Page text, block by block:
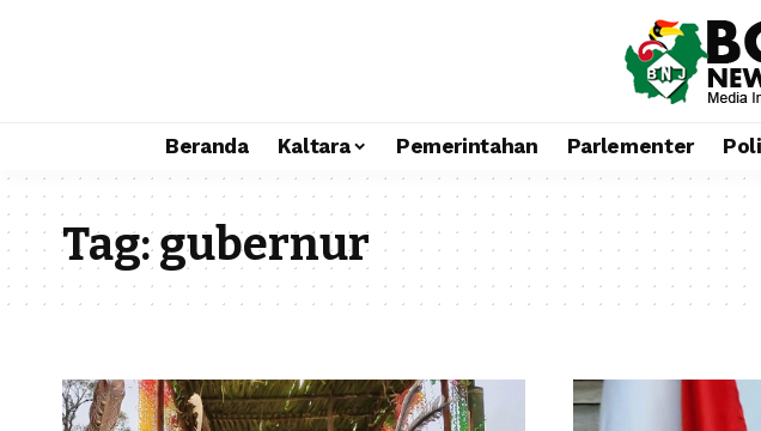
Beranda Kaltara Pemerintahan Parlementer
Tag:gubernur